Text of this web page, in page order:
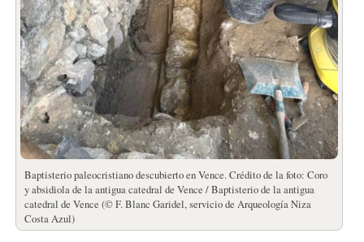
Baptisterio paleocristiano descubierto en Vence. Crédito de la foto: Coro
y absidiola de la antigua catedral de Vence / Baptisterio de la antigua
catedral de Vence (© F. Blanc Garidel, servicio de Arqueología Niza
Costa Azul)